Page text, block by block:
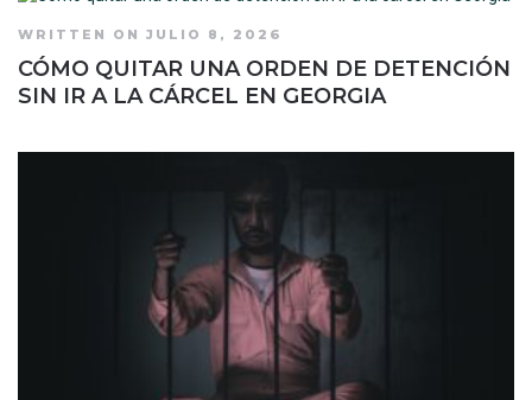
WRITTEN ON JULIO 8, 2026
CÓMO QUITAR UNA ORDEN DE DETENCIÓN
SIN IR A LA CÁRCEL EN GEORGIA